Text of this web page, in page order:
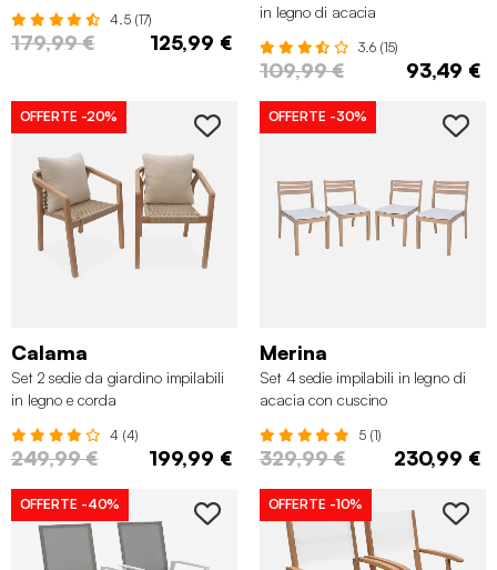
4.5 (17)
179,99 € 125,99 €
in legno di acacia
3.6 (15)
109,99 € 93,49 €
OFFERTE -20%
Calama
Set 2 sedie da giardino impilabili
in legno e corda
4 (4)
249,99 € 199,99 €
OFFERTE -30%
Merina
Set 4 sedie impilabili in legno di
acacia con cuscino
5 (1)
329,99 € 230,99 €
OFFERTE -40% OFFERTE -10%